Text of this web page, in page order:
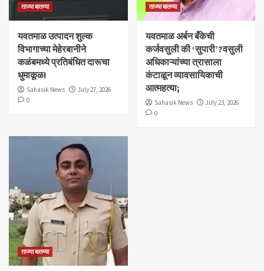
ताज्या बातम्या
यवतमाळ उत्पादन शुल्क
विभागाच्या मेहेरबानीने
कळंबमध्ये प्रतिबंधित दारूचा
धुमाकूळ!
Sahasik News
July 27, 2026
0
ताज्या बातम्या
​यवतमाळ अर्बन बँकेची
कर्जवसुली की ‘सुपारी’?वसुली
अधिकाऱ्यांच्या त्रासाला
कंटाळून व्यावसायिकाची
आत्महत्या;
Sahasik News
July 23, 2026
0
ताज्या बातम्या